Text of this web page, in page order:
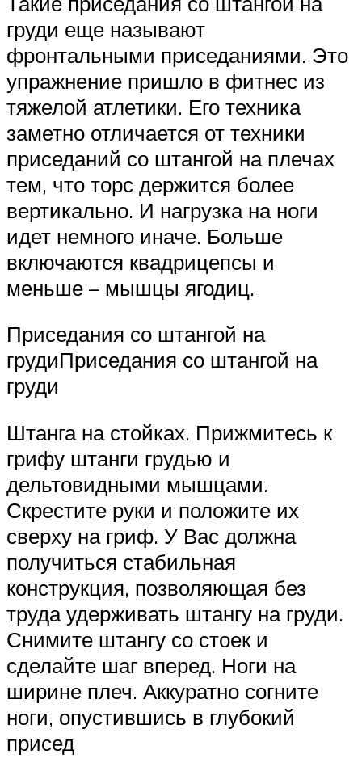
груди еще называют
фронтальными приседаниями. Это
упражнение пришло в фитнес из
тяжелой атлетики. Его техника
заметно отличается от техники
приседаний со штангой на плечах
тем, что торс держится более
вертикально. И нагрузка на ноги
идет немного иначе. Больше
включаются квадрицепсы и
меньше – мышцы ягодиц.
Приседания со штангой на
грудиПриседания со штангой на
груди
Штанга на стойках. Прижмитесь к
грифу штанги грудью и
дельтовидными мышцами.
Скрестите руки и положите их
сверху на гриф. У Вас должна
получиться стабильная
конструкция, позволяющая без
труда удерживать штангу на груди.
Снимите штангу со стоек и
сделайте шаг вперед. Ноги на
ширине плеч. Аккуратно согните
ноги, опустившись в глубокий
присед